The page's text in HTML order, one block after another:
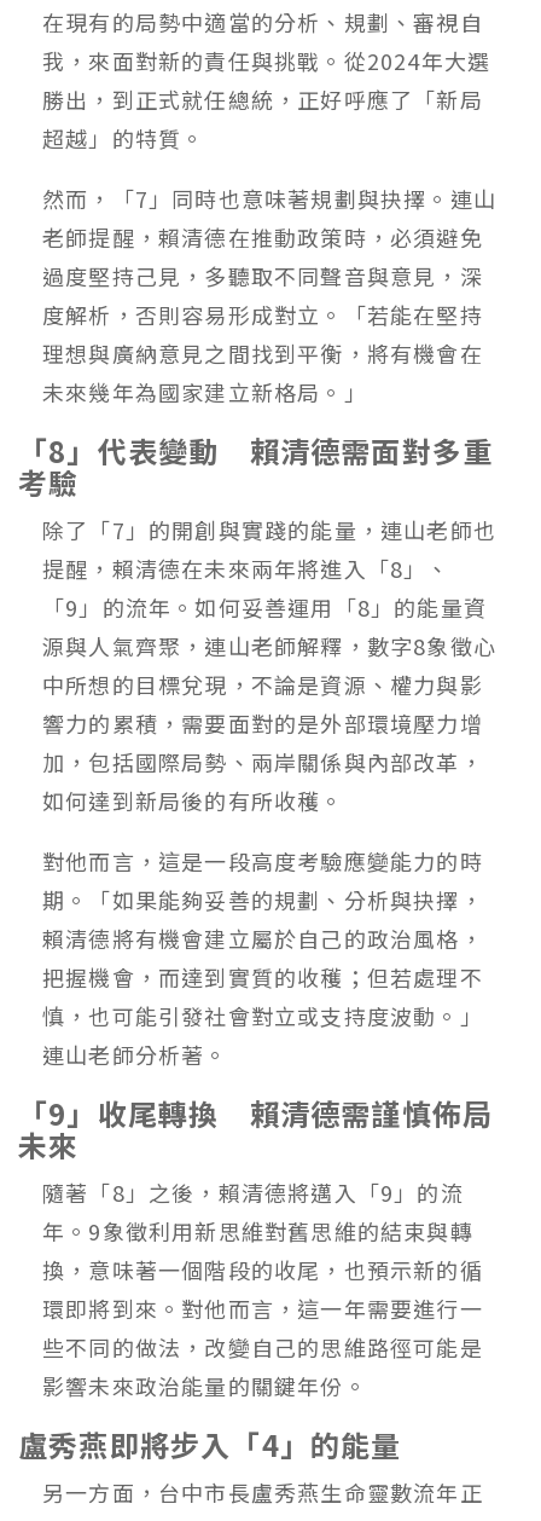
在現有的局勢中適當的分析、規劃、審視自
我，來面對新的責任與挑戰。從2024年大選
勝出，到正式就任總統，正好呼應了「新局
超越」的特質。
然而，「7」同時也意味著規劃與抉擇。連山
老師提醒，賴清德在推動政策時，必須避免
過度堅持己見，多聽取不同聲音與意見，深
度解析，否則容易形成對立。「若能在堅持
理想與廣納意見之間找到平衡，將有機會在
未來幾年為國家建立新格局。」
「8」代表變動 賴清德需面對多重
考驗
除了「7」的開創與實踐的能量，連山老師也
提醒，賴清德在未來兩年將進入「8」、
「9」的流年。如何妥善運用「8」的能量資
源與人氣齊聚，連山老師解釋，數字8象徵心
中所想的目標兌現，不論是資源、權力與影
響力的累積，需要面對的是外部環境壓力增
加，包括國際局勢、兩岸關係與內部改革，
如何達到新局後的有所收穫。
對他而言，這是一段高度考驗應變能力的時
期。「如果能夠妥善的規劃、分析與抉擇，
賴清德將有機會建立屬於自己的政治風格，
把握機會，而達到實質的收穫；但若處理不
慎，也可能引發社會對立或支持度波動。」
連山老師分析著。
「9」收尾轉換 賴清德需謹慎佈局
未來
隨著「8」之後，賴清德將邁入「9」的流
年。9象徵利用新思維對舊思維的結束與轉
換，意味著一個階段的收尾，也預示新的循
環即將到來。對他而言，這一年需要進行一
些不同的做法，改變自己的思維路徑可能是
影響未來政治能量的關鍵年份。
盧秀燕即將步入「4」的能量
另一方面，台中市長盧秀燕生命靈數流年正